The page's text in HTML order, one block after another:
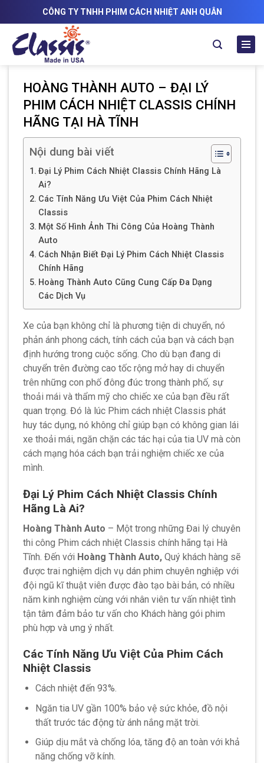
content
CÔNG TY TNHH PHIM CÁCH NHIỆT ANH QUÂN
HOÀNG THÀNH AUTO – ĐẠI LÝ
PHIM CÁCH NHIỆT CLASSIS CHÍNH
HÃNG TẠI HÀ TĨNH
Nội dung bài viết
Đại Lý Phim Cách Nhiệt Classis Chính Hãng Là
Ai?
Các Tính Năng Ưu Việt Của Phim Cách Nhiệt
Classis
Một Số Hình Ảnh Thi Công Của Hoàng Thành
Auto
Cách Nhận Biết Đại Lý Phim Cách Nhiệt Classis
Chính Hãng
Hoàng Thành Auto Cũng Cung Cấp Đa Dạng
Các Dịch Vụ
Xe của bạn không chỉ là phương tiện di chuyển, nó
phản ánh phong cách, tính cách của bạn và cách bạn
định hướng trong cuộc sống. Cho dù bạn đang di
chuyển trên đường cao tốc rộng mở hay di chuyển
trên những con phố đông đúc trong thành phố, sự
thoải mái và thẩm mỹ cho chiếc xe của bạn đều rất
quan trọng. Đó là lúc Phim cách nhiệt Classis phát
huy tác dụng, nó không chỉ giúp bạn có không gian lái
xe thoải mái, ngăn chặn các tác hại của tia UV mà còn
cách mạng hóa cách bạn trải nghiệm chiếc xe của
mình.
Đại Lý Phim Cách Nhiệt Classis Chính
Hãng Là Ai?
Hoàng Thành Auto – Một trong những Đai lý chuyên
thi công Phim cách nhiệt Classis chính hãng tại Hà
Tĩnh. Đến với Hoàng Thành Auto, Quý khách hàng sẽ
được trai nghiệm dịch vụ dán phim chuyên nghiệp với
đội ngũ kĩ thuật viên được đào tạo bài bản, có nhiều
năm kinh nghiệm cùng với nhân viên tư vấn nhiệt tình
tận tâm đảm bảo tư vấn cho Khách hàng gói phim
phù hợp và ưng ý nhất.
Các Tính Năng Ưu Việt Của Phim Cách
Nhiệt Classis
Cách nhiệt đến 93%.
Ngăn tia UV gần 100% bảo vệ sức khỏe, đồ nội
thất trước tác động từ ánh nắng mặt trời.
Giúp dịu mắt và chống lóa, tăng độ an toàn với khả
năng chống vỡ kính.